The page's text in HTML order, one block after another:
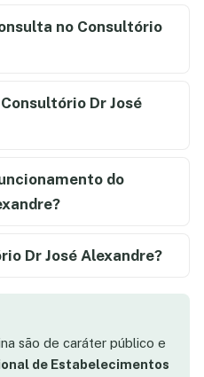
no Consultório
Dr José
do
Dr José Alexandre?
são de caráter público e
de Estabelecimentos